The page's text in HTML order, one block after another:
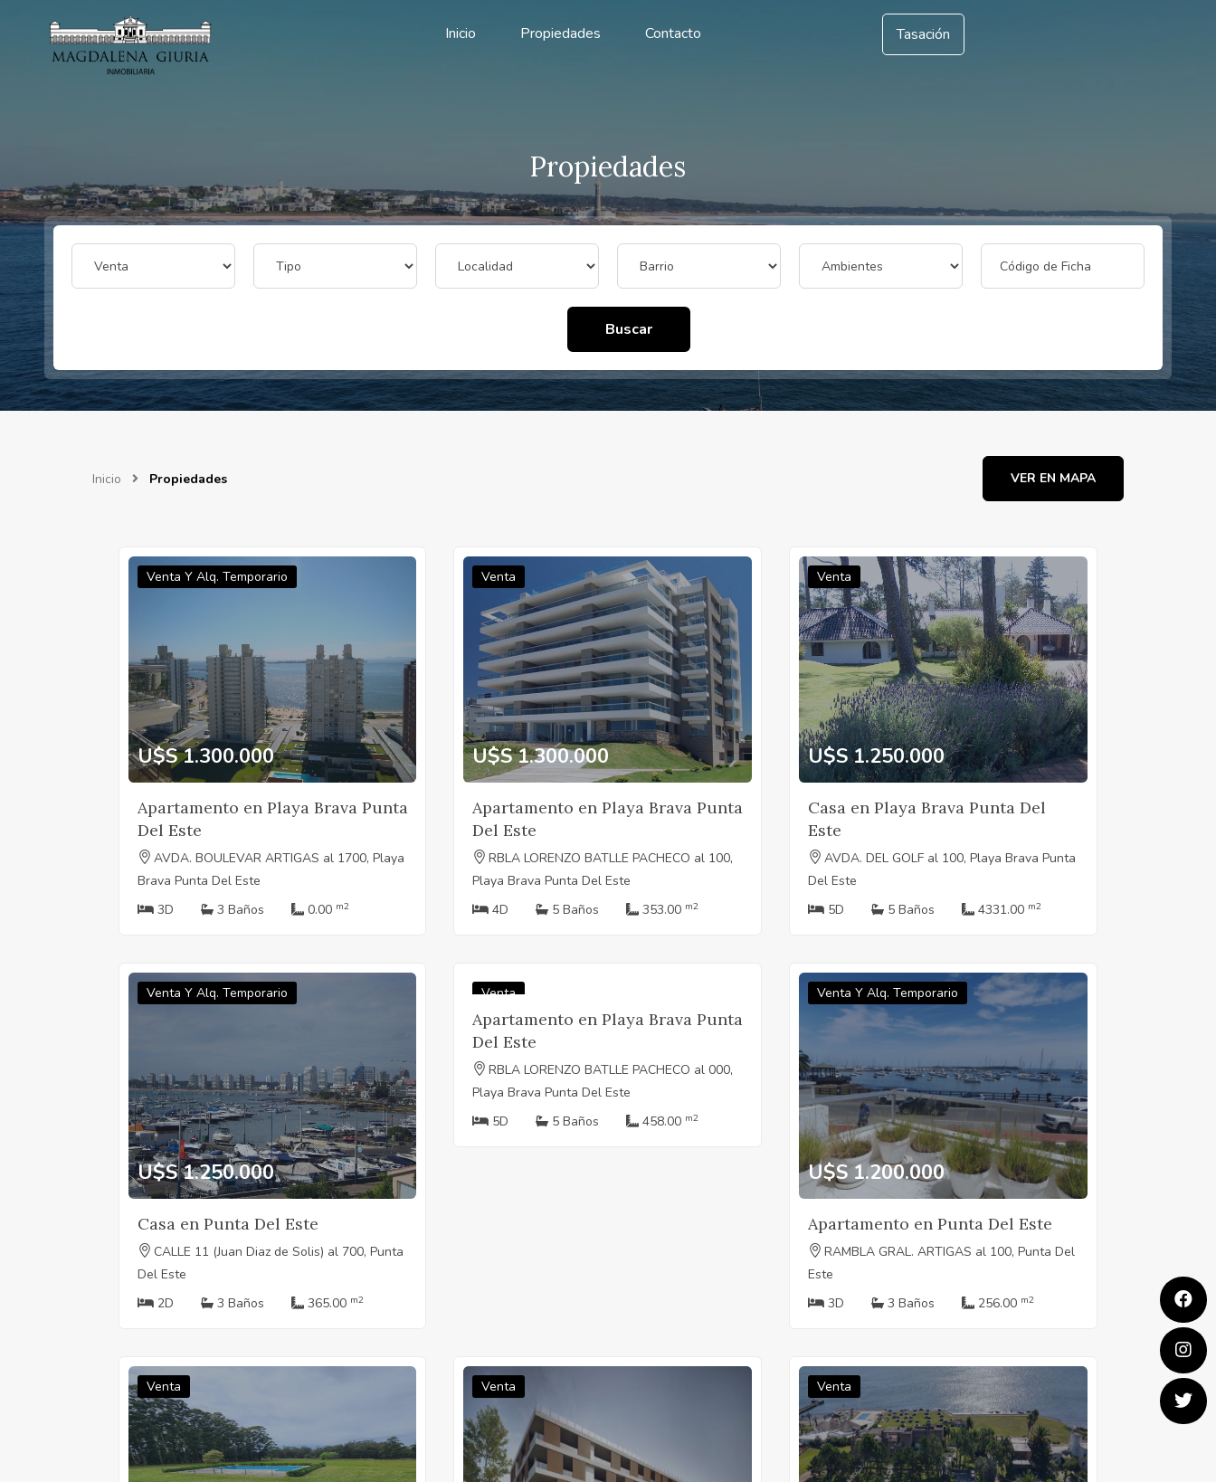
Inicio Propiedades Contacto Tasación
Propiedades
Buscar
Inicio Propiedades VER EN MAPA
Venta Y Alq. Temporario
U$S 1.300.000
Apartamento en Playa Brava Punta
Del Este
AVDA. BOULEVAR ARTIGAS al 1700, Playa
Brava Punta Del Este
3D
3 Baños 0.00 m2
Venta
U$S 1.300.000
Apartamento en Playa Brava Punta
Del Este
RBLA LORENZO BATLLE PACHECO al 100,
Playa Brava Punta Del Este
4D
5 Baños 353.00 m2
Venta
U$S 1.250.000
Casa en Playa Brava Punta Del
Este
AVDA. DEL GOLF al 100, Playa Brava Punta
Del Este
5D
5 Baños 4331.00 m2
Venta Y Alq. Temporario
U$S 1.250.000
Casa en Punta Del Este
CALLE 11 (Juan Diaz de Solis) al 700, Punta
Del Este
2D
3 Baños 365.00 m2
Venta
Apartamento en Playa Brava Punta
Del Este
RBLA LORENZO BATLLE PACHECO al 000,
Playa Brava Punta Del Este
5D
5 Baños 458.00 m2
Venta Y Alq. Temporario
U$S 1.200.000
Apartamento en Punta Del Este
RAMBLA GRAL. ARTIGAS al 100, Punta Del
Este
3D
3 Baños 256.00 m2
Venta Venta Venta